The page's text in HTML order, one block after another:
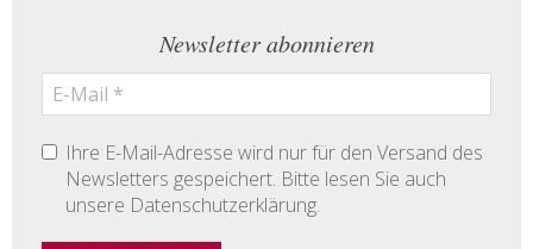
Newsletter abonnieren
Ihre E-Mail-Adresse wird nur für den Versand des
Newsletters gespeichert. Bitte lesen Sie auch
unsere Datenschutzerklärung.